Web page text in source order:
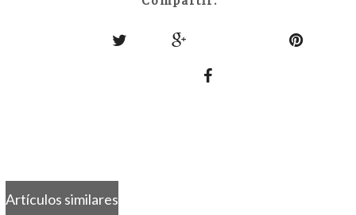
Artículos similares